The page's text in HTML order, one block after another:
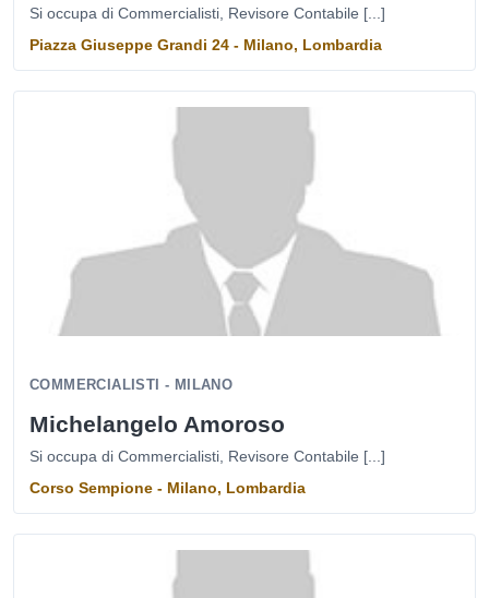
Si occupa di Commercialisti, Revisore Contabile [...]
Piazza Giuseppe Grandi 24 - Milano, Lombardia
COMMERCIALISTI - MILANO
Michelangelo Amoroso
Si occupa di Commercialisti, Revisore Contabile [...]
Corso Sempione - Milano, Lombardia